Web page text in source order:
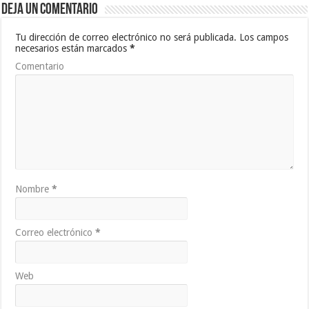
Deja un comentario
Tu dirección de correo electrónico no será publicada. Los campos
necesarios están marcados*
Comentario
Nombre*
Correo electrónico*
Web